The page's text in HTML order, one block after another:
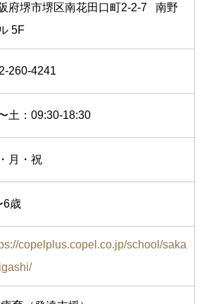
府堺市堺区南花田口町2-2-7
南野
5F
260-4241
土：09:30-18:30
月・祝
6歳
copelplus.copel.co.jp/school/saka